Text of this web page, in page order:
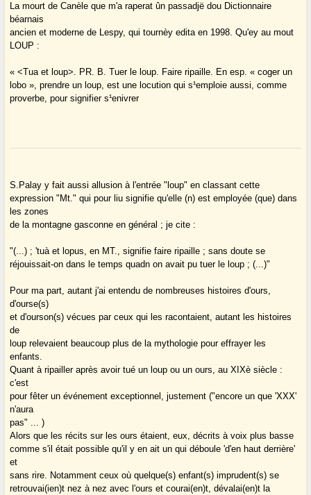
La mourt de Canèle que m'a raperat ûn passadjë dou Dictionnaire
béarnais
ancien et moderne de Lespy, qui tournèy edita en 1998. Qu'ey au mout
LOUP :
« <Tua et loup>. PR. B. Tuer le loup. Faire ripaille. En esp. « coger un
lobo », prendre un loup, est une locution qui s¹emploie aussi, comme
proverbe, pour signifier s¹enivrer
S.Palay y fait aussi allusion à l'entrée "loup" en classant cette
expression "Mt." qui pour liu signifie qu'elle (n) est employée (que) dans
les zones
de la montagne gasconne en général ; je cite :
"(...) ; 'tuà et lopus, en MT., signifie faire ripaille ; sans doute se
réjouissait-on dans le temps quadn on avait pu tuer le loup ; (...)"
Pour ma part, autant j'ai entendu de nombreuses histoires d'ours,
d'ourse(s)
et d'ourson(s) vécues par ceux qui les racontaient, autant les histoires
de
loup relevaient beaucoup plus de la mythologie pour effrayer les
enfants.
Quant à ripailler après avoir tué un loup ou un ours, au XIXè siècle :
c'est
pour fêter un événement exceptionnel, justement ("encore un que 'XXX'
n'aura
pas" ... )
Alors que les récits sur les ours étaient, eux, décrits à voix plus basse
comme s'il était possible qu'il y en ait un qui déboule 'd'en haut derrière'
et
sans rire. Notamment ceux où quelque(s) enfant(s) imprudent(s) se
retrouvai(ien)t nez à nez avec l'ours et courai(en)t, dévalai(en)t la